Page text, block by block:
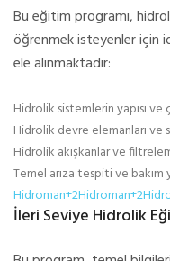
Bu eğitim programı,
öğrenmek isteyenler için
ele alınmaktadır:
Hidrolik sistemlerin yapısı ve
Hidrolik devre elemanları ve
Hidrolik akışkanlar ve
Temel arıza tespiti ve
İleri Seviye Hidrolik